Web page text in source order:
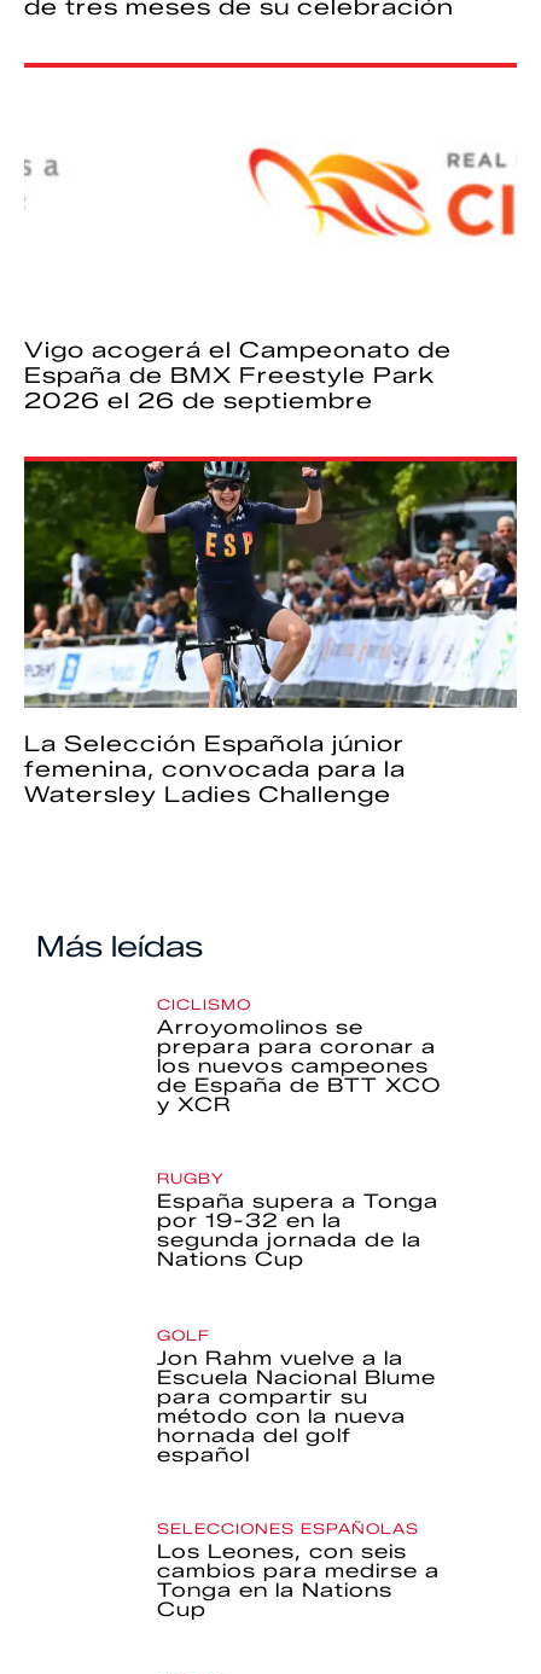
de tres meses de su celebración
Vigo acogerá el Campeonato de
España de BMX Freestyle Park
2026 el 26 de septiembre
La Selección Española júnior
femenina, convocada para la
Watersley Ladies Challenge
Más leídas
CICLISMO
Arroyomolinos se
prepara para coronar a
los nuevos campeones
de España de BTT XCO
y XCR
RUGBY
España supera a Tonga
por 19-32 en la
segunda jornada de la
Nations Cup
GOLF
Jon Rahm vuelve a la
Escuela Nacional Blume
para compartir su
método con la nueva
hornada del golf
español
SELECCIONES ESPAÑOLAS
Los Leones, con seis
cambios para medirse a
Tonga en la Nations
Cup